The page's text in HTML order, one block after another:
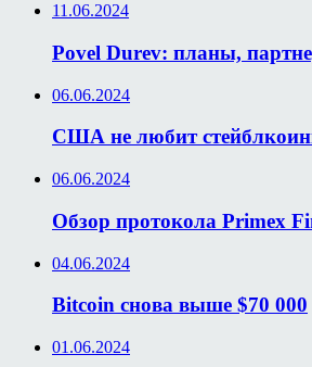
11.06.2024
Povel Durev: планы,
06.06.2024
США не любит
06.06.2024
Обзор протокола Primex
04.06.2024
Bitcoin снова выше $70 000
01.06.2024